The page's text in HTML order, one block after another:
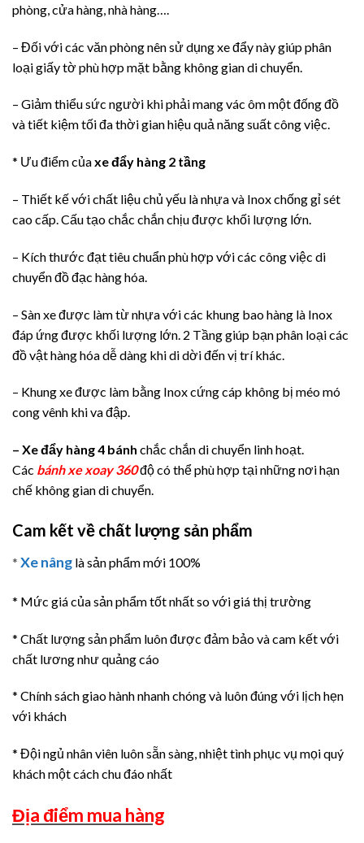
phòng, cửa hàng, nhà hàng….
– Đối với các văn phòng nên sử dụng xe đẩy này giúp phân
loại giấy tờ phù hợp mặt bằng không gian di chuyển.
– Giảm thiểu sức người khi phải mang vác ôm một đống đồ
và tiết kiệm tối đa thời gian hiệu quả năng suất công việc.
* Ưu điểm củaxe đẩy hàng 2 tầng
– Thiết kế với chất liệu chủ yếu là nhựa và Inox chống gỉ sét
cao cấp. Cấu tạo chắc chắn chịu được khối lượng lớn.
– Kích thước đạt tiêu chuẩn phù hợp với các công việc di
chuyển đồ đạc hàng hóa.
– Sàn xe được làm từ nhựa với các khung bao hàng là Inox
đáp ứng được khối lượng lớn. 2 Tầng giúp bạn phân loại các
đồ vật hàng hóa dễ dàng khi di dời đến vị trí khác.
– Khung xe được làm bằng Inox cứng cáp không bị méo mó
cong vênh khi va đập.
– Xe đẩy hàng 4 bánh chắc chắn di chuyển linh hoạt.
Các bánh xe xoay 360độ có thể phù hợp tại những nơi hạn
chế không gian di chuyển.
Cam kết về chất lượng sản phẩm
* Xe nâng là sản phẩm mới 100%
* Mức giá của sản phẩm tốt nhất so với giá thị trường
* Chất lượng sản phẩm luôn được đảm bảo và cam kết với
chất lương như quảng cáo
* Chính sách giao hành nhanh chóng và luôn đúng với lịch hẹn
với khách
* Đội ngủ nhân viên luôn sẵn sàng, nhiệt tình phục vụ mọi quý
khách một cách chu đáo nhất
Địa điểm mua hàng